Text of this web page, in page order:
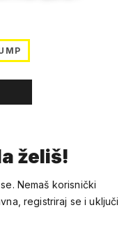
želiš!
Nemaš korisnički
registriraj se i uključi